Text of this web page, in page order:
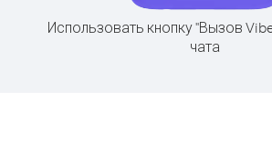
Использовать кнопку "Вызов
чата